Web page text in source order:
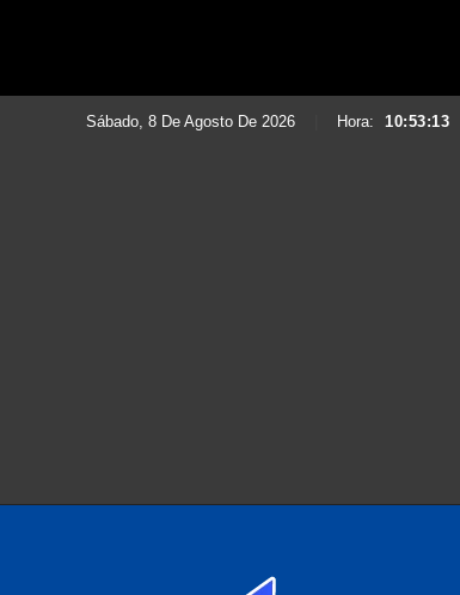
Sábado, 8 De Agosto De 2026 Hora: 10:53:15